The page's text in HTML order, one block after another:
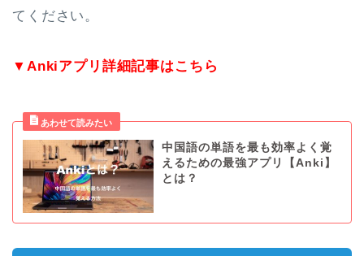
てください。
▼Ankiアプリ詳細記事はこちら
中国語の単語を最も効率よく覚
えるための最強アプリ【Anki】
とは？